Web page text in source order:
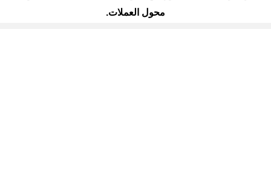
محول العملات.